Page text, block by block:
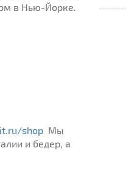
в Нью-Йорке.
shop Мы
и бедер, а